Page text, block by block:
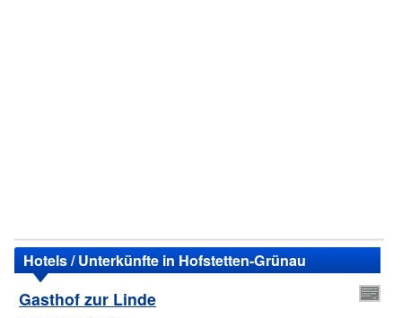
Hotels / Unterkünfte in Hofstetten-Grünau
Gasthof zur Linde